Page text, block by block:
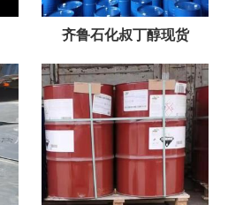
齐鲁石化叔丁醇现货